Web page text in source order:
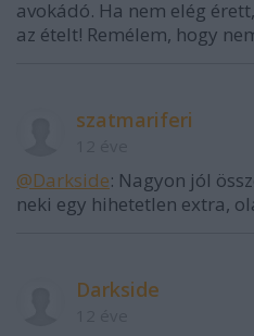
avokádó. Ha nem elég
az ételt! Remélem, hogy
szatmariferi
@Darkside: Nagyon jól
neki egy hihetetlen extra,
Darkside